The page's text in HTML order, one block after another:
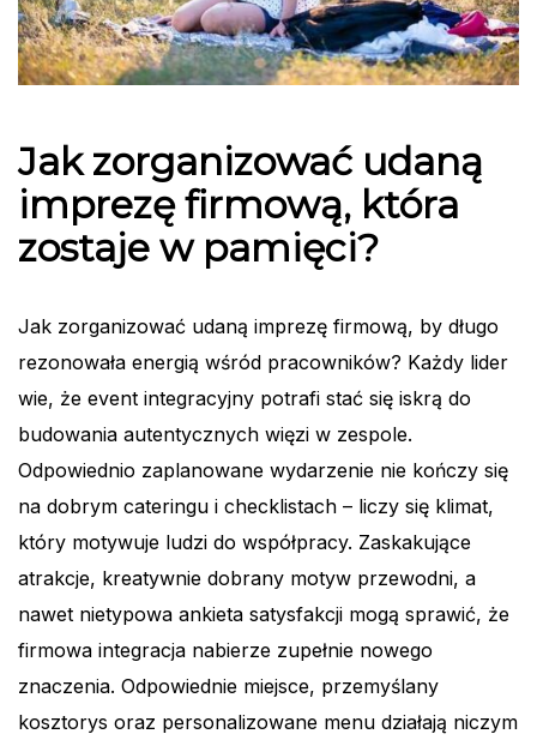
Jak zorganizować udaną
imprezę firmową, która
zostaje w pamięci?
Jak zorganizować udaną imprezę firmową, by długo
rezonowała energią wśród pracowników? Każdy lider
wie, że event integracyjny potrafi stać się iskrą do
budowania autentycznych więzi w zespole.
Odpowiednio zaplanowane wydarzenie nie kończy się
na dobrym cateringu i checklistach – liczy się klimat,
który motywuje ludzi do współpracy. Zaskakujące
atrakcje, kreatywnie dobrany motyw przewodni, a
nawet nietypowa ankieta satysfakcji mogą sprawić, że
firmowa integracja nabierze zupełnie nowego
znaczenia. Odpowiednie miejsce, przemyślany
kosztorys oraz personalizowane menu działają niczym